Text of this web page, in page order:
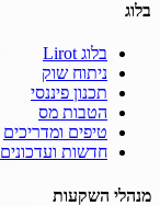
בלוג
בלוג Lirot
ניתוח שוק
תכנון פיננסי
הטבות מס
טיפים ומדריכים
חדשות ועדכונים
מנהלי השקעות